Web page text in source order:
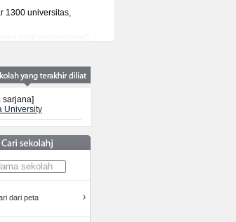
1300 universitas,
bagi mahasiswa(i)
sarjana]
University
dari peta